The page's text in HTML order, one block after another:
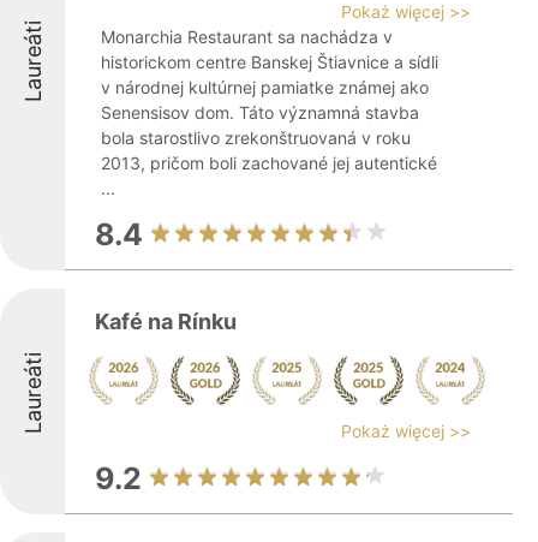
Laureáti
Pokaż więcej >>
Monarchia Restaurant sa nachádza v
historickom centre Banskej Štiavnice a sídli
v národnej kultúrnej pamiatke známej ako
Senensisov dom. Táto významná stavba
bola starostlivo zrekonštruovaná v roku
2013, pričom boli zachované jej autentické
...
8.4
Laureáti
Kafé na Rínku
Pokaż więcej >>
9.2